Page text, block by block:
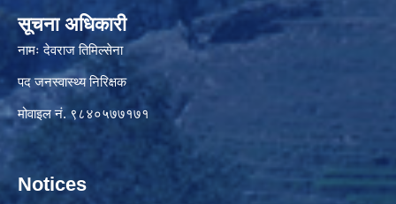
सूचना अधिकारी
नामः देवराज तिमिल्सेना
पद जनस्वास्थ्य निरिक्षक
मोवाइल नं. ९८४०५७७१७१
Notices